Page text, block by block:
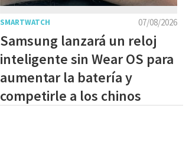
07/08/2026
SMARTWATCH
Samsung lanzará un reloj
inteligente sin Wear OS para
aumentar la batería y
competirle a los chinos